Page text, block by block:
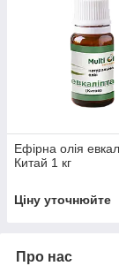
Ефірна олія
Китай 1 кг
Ціну уточнюйте
Про нас